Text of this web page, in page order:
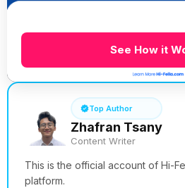
See How it
Top Author
Zhafran Tsany
Content Writer
This is the official account of Hi-
platform.